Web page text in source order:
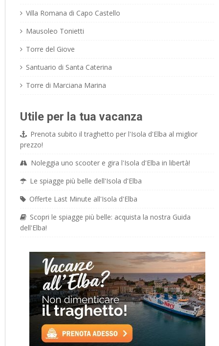
Villa Romana di Capo Castello
Mausoleo Tonietti
Torre del Giove
Santuario di Santa Caterina
Torre di Marciana Marina
Utile per la tua vacanza
Prenota subito il traghetto per l'Isola d'Elba al miglior
prezzo!
Noleggia uno scooter e gira l'Isola d'Elba in libertà!
Le spiagge più belle dell'Isola d'Elba
Offerte Last Minute all'Isola d'Elba
Scopri le spiagge più belle: acquista la nostra Guida
dell'Elba!